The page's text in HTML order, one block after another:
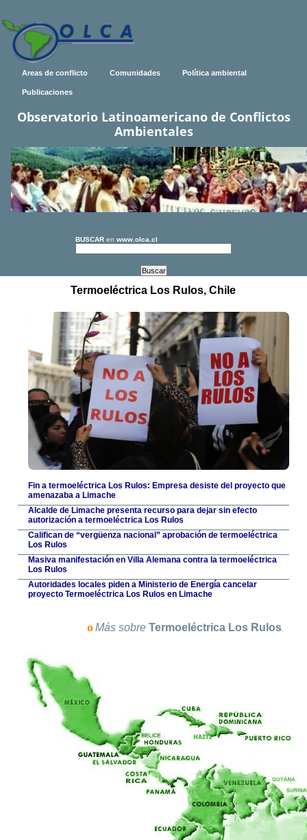
Areas de conflicto Comunidades Política ambiental
Publicaciones
Observatorio Latinoamericano de Conflictos
Ambientales
BUSCAR en www.olca.cl
Termoeléctrica Los Rulos, Chile
Fin a termoeléctrica Los Rulos: Empresa desiste del proyecto que
amenazaba a Limache
Alcalde de Limache presenta recurso para dejar sin efecto
autorización a termoeléctrica Los Rulos
Califican de “vergüenza nacional” aprobación de termoeléctrica
Los Rulos
Masiva manifestación en Villa Alemana contra la termoeléctrica
Los Rulos
Autoridades locales piden a Ministerio de Energía cancelar
proyecto Termoeléctrica Los Rulos en Limache
oMás sobre Termoeléctrica Los Rulos.